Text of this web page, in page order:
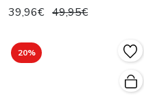
39,96€ 49,95€
20%